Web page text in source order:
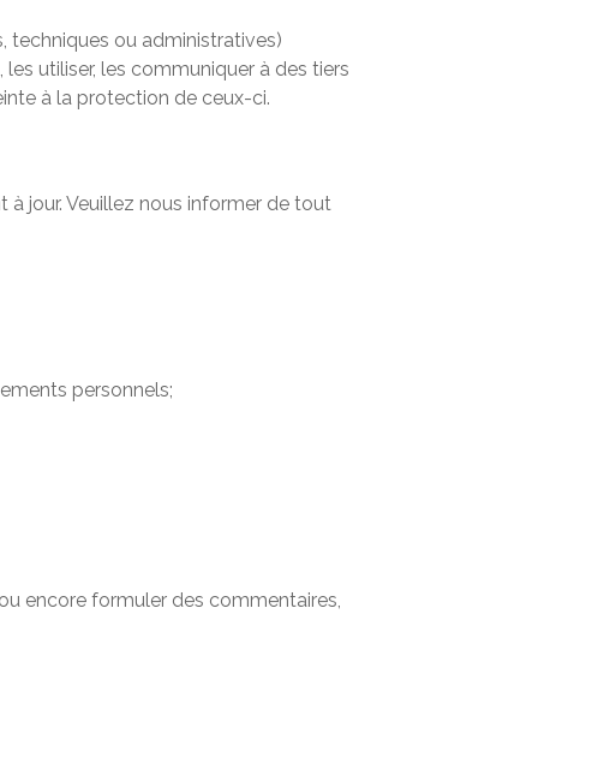
techniques ou administratives)
les utiliser, les communiquer à des tiers
à la protection de ceux-ci.
jour. Veuillez nous informer de tout
personnels;
encore formuler des commentaires,